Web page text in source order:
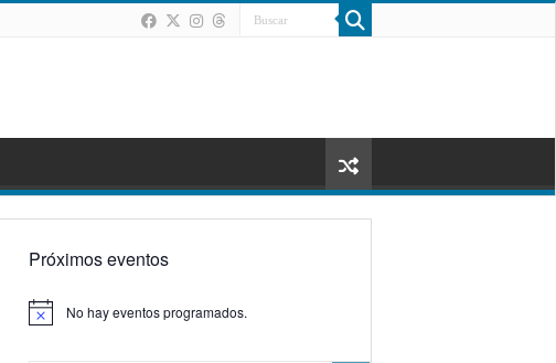
Próximos eventos
Aviso No hay eventos programados.